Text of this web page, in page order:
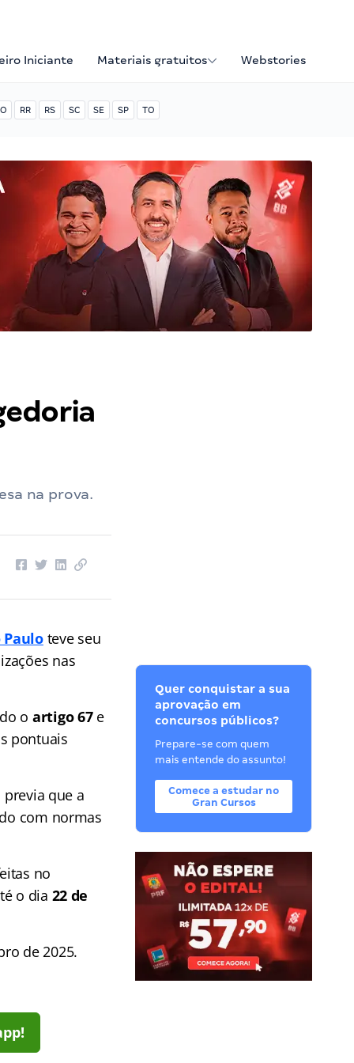
Iniciante Materiais gratuitos Webstories
RR RS SC SE SP TO
na prova.
Paulo teve seu
nas
o artigo 67 e
pontuais
que a
com normas
no
o dia 22 de
de 2025.
Quer conquistar a sua
aprovação em
concursos públicos?
Prepare-se com quem
mais entende do assunto!
Comece a estudar no
Gran Cursos